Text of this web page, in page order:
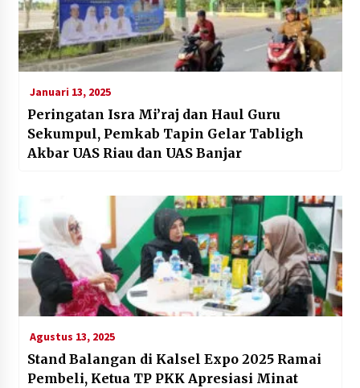
Januari 13, 2025
Peringatan Isra Mi’raj dan Haul Guru
Sekumpul, Pemkab Tapin Gelar Tabligh
Akbar UAS Riau dan UAS Banjar
Agustus 13, 2025
Stand Balangan di Kalsel Expo 2025 Ramai
Pembeli, Ketua TP PKK Apresiasi Minat